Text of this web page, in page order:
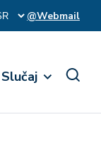
@Webmail